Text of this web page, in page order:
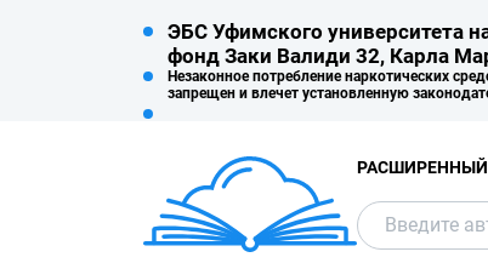
ЭБС Уфимского университета
фонд Заки Валиди 32, Карла
Незаконное потребление наркотических
запрещен и влечет установленную